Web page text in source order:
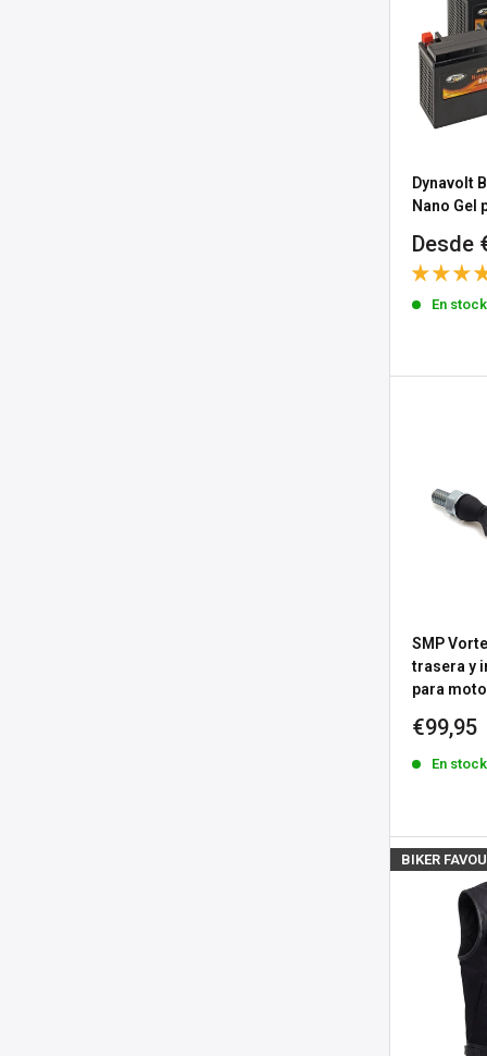
Dynavolt
Nano Gel
Precio
de
venta
Desde
En stock
SMP
trasera y
para
Precio
venta
€99,95
En stock
BIKER